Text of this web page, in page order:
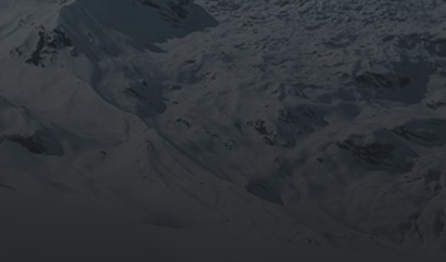
Conférences
conférences échecs
Echecs et Entreprise
Non classé
Personnages illustres inconnus